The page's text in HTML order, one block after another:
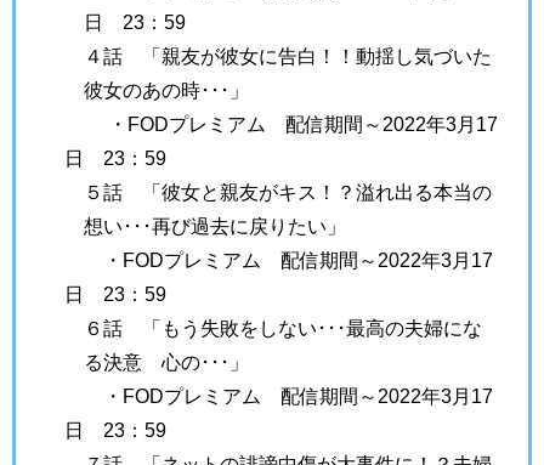
日 23：59
４話 「親友が彼女に告白！！動揺し気づいた
彼女のあの時･･･」
・FODプレミアム 配信期間～2022年3月17
日 23：59
５話 「彼女と親友がキス！？溢れ出る本当の
想い･･･再び過去に戻りたい」
・FODプレミアム 配信期間～2022年3月17
日 23：59
６話 「もう失敗をしない･･･最高の夫婦にな
る決意 心の･･･」
・FODプレミアム 配信期間～2022年3月17
日 23：59